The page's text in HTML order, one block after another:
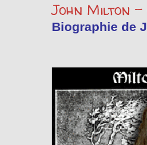
John Milton
Biographie de